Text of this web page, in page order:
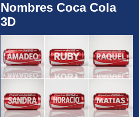
Nombres Coca Cola
3D